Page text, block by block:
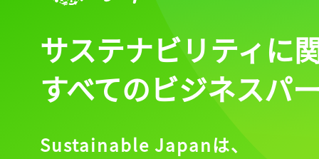
サステナビリティに
すべてのビジネスパ
Sustainable Japanは、